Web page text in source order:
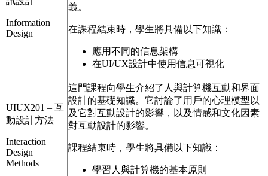
Information
Design
義。
在課程結束時，學生將具備以下知識：
應用不同的信息架構
在UI/UX設計中使用信息可視化
UIUX201 – 互
動設計方法
Interaction
Design
Methods
這門課程向學生介紹了人與計算機互動和界面
設計的基礎知識。它討論了用戶的心理模型以
及它對互動設計的影響，以及情感和文化因素
對互動設計的影響。
課程結束時，學生將具備以下知識：
學習人與計算機的基本原則